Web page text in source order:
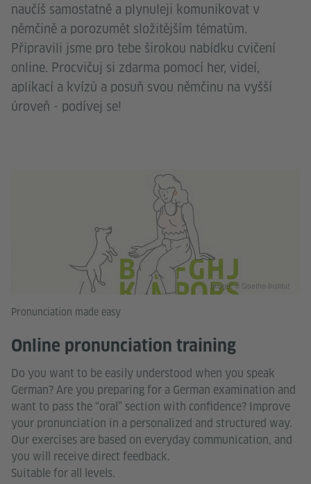
naučíš samostatně a plynuleji komunikovat v
němčině a porozumět složitějším tématům.
Připravili jsme pro tebe širokou nabídku cvičení
online. Procvičuj si zdarma pomocí her, videí,
aplikací a kvízů a posuň svou němčinu na vyšší
úroveň - podívej se!
Pronunciation made easy
Online pronunciation training
Do you want to be easily understood when you speak
German? Are you preparing for a German examination and
want to pass the “oral” section with confidence? Improve
your pronunciation in a personalized and structured way.
Our exercises are based on everyday communication, and
you will receive direct feedback.
Suitable for all levels.
Image: © Goethe-Institut